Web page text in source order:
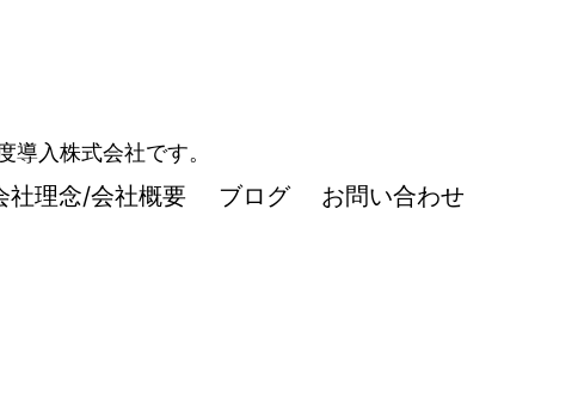
入株式会社です。
社理念/会社概要 ブログ お問い合わせ